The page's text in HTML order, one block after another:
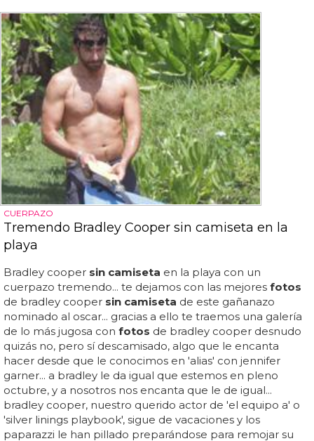
CUERPAZO
Tremendo Bradley Cooper sin camiseta en la
playa
Bradley cooper sin camiseta en la playa con un
cuerpazo tremendo... te dejamos con las mejores fotos
de bradley cooper sin camiseta de este gañanazo
nominado al oscar... gracias a ello te traemos una galería
de lo más jugosa con fotos de bradley cooper desnudo
quizás no, pero sí descamisado, algo que le encanta
hacer desde que le conocimos en 'alias' con jennifer
garner... a bradley le da igual que estemos en pleno
octubre, y a nosotros nos encanta que le de igual...
bradley cooper, nuestro querido actor de 'el equipo a' o
'silver linings playbook', sigue de vacaciones y los
paparazzi le han pillado preparándose para remojar su